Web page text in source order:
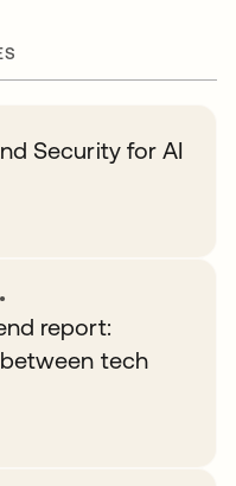
Security for AI
•
report:
tech